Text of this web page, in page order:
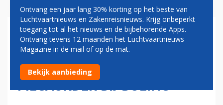
TURKISH AIRLINES ZET
GROTE STAP IN
VLOOTVERDUBBELING DOOR
MEGAORDER BIJ BOEING
Ontvang een jaar lang 30% korting op het beste van
Luchtvaartnieuws en Zakenreisnieuws. Krijg onbeperkt
toegang tot al het nieuws en de bijbehorende Apps.
Ontvang tevens 12 maanden het Luchtvaartnieuws
Magazine in de mail of op de mat.
Bekijk aanbieding